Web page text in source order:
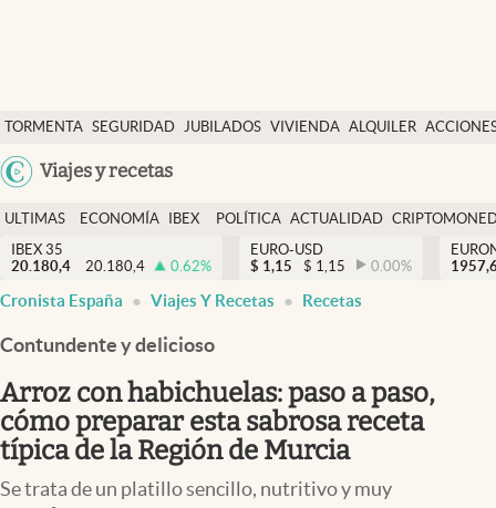
TORMENTA SEGURIDAD JUBILADOS VIVIENDA ALQUILER
USA
Viajes y recetas
Economía y finanzas
Política
Actualidad
Criptomonedas
España
ULTIMAS
NOTICIAS
ECONOMÍA
FINANZAS
IBEX
EURO
POLÍTICA ACTUALIDAD
IBEX 35
20.180,4
20.180,4 0.62%
EURO-USD
$ 1,15 $ 1,15 0.00%
Cronista España Viajes Y Recetas Recetas
Contundente y delicioso
Arroz con habichuelas: paso a paso,
cómo preparar esta sabrosa receta
típica de la Región de Murcia
Se trata de un platillo sencillo, nutritivo y muy